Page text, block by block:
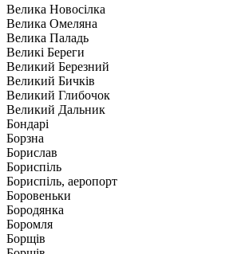
Велика Новосілка
Велика Омеляна
Велика Паладь
Великі Береги
Великий Березний
Великий Бичків
Великий Глибочок
Великий Дальник
Бондарі
Борзна
Борислав
Бориспіль
Бориспіль, аеропорт
Боровеньки
Бородянка
Боромля
Борщів